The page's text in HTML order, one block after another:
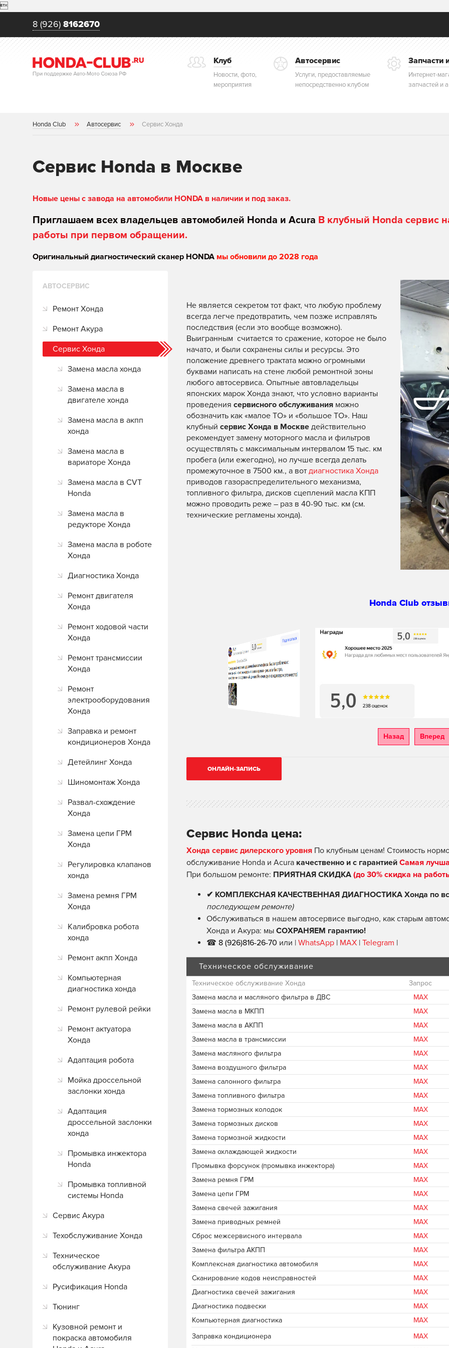

8 (926) 8162670
Клуб
Новости, фото,
мероприятия
Автосервис
Услуги, предоставляемые
непосредственно клубом
Запчасти
Интернет-
запчастей и
Honda Club Автосервис Сервис Хонда
Сервис Honda в Москве
Новые цены с завода на автомобили HONDA в наличии и под заказ.
Приглашаем всех владельцев автомобилей Honda и Acura В клубный Honda сервис
работы при первом обращении.
Оригинальный диагностический сканер HONDA мы обновили до 2028 года
АВТОСЕРВИС
Ремонт Хонда
Ремонт Акура
Сервис Хонда
Замена масла хонда
Замена масла в
двигателе хонда
Замена масла в акпп
хонда
Замена масла в
вариаторе Хонда
Замена масла в CVT
Honda
Замена масла в
редукторе Хонда
Замена масла в роботе
Хонда
Диагностика Хонда
Ремонт двигателя
Хонда
Ремонт ходовой части
Хонда
Ремонт трансмиссии
Хонда
Ремонт
электрооборудования
Хонда
Заправка и ремонт
кондиционеров Хонда
Детейлинг Хонда
Шиномонтаж Хонда
Развал-схождение
Хонда
Замена цепи ГРМ
Хонда
Регулировка клапанов
хонда
Замена ремня ГРМ
Хонда
Калибровка робота
хонда
Ремонт акпп Хонда
Компьютерная
диагностика хонда
Ремонт рулевой рейки
Ремонт актуатора
Хонда
Адаптация робота
Мойка дроссельной
заслонки хонда
Адаптация
дроссельной заслонки
хонда
Промывка инжектора
Honda
Промывка топливной
системы Honda
Сервис Акура
Техобслуживание Хонда
Техническое
обслуживание Акура
Русификация Honda
Тюнинг
Кузовной ремонт и
покраска автомобиля
Не является секретом тот факт, что любую проблему
всегда легче предотвратить, чем позже исправлять
последствия (если это вообще возможно).
Выигранным считается то сражение, которое не было
начато, и были сохранены силы и ресурсы. Это
положение древнего трактата можно огромными
буквами написать на стене любой ремонтной зоны
любого автосервиса. Опытные автовладельцы
японских марок Хонда знают, что условно варианты
проведения сервисного обслуживания можно
обозначить как «малое ТО» и «большое ТО». Наш
клубный сервис Хонда в Москве действительно
рекомендует замену моторного масла и фильтров
осуществлять с максимальным интервалом 15 тыс. км
пробега (или ежегодно), но лучше всегда делать
промежуточное в 7500 км., а вот диагностика Хонда
приводов газораспределительного механизма,
топливного фильтра, дисков сцеплений масла КПП
можно проводить реже – раз в 40-90 тыс. км (см.
технические регламены хонда).
Honda Club
Назад Вперед
ОНЛАЙН-ЗАПИСЬ
Сервис Honda цена:
Хонда сервис дилерского уровня По клубным ценам! Стоимость
обслуживание Honda и Acura качественно и с гарантией Самая
При большом ремонте: ПРИЯТНАЯ СКИДКА (до 30% скидка на
✔ КОМПЛЕКСНАЯ КАЧЕСТВЕННАЯ ДИАГНОСТИКА Хонда по
последующем ремонте)
Обслуживаться в нашем автосервисе выгодно, как старым
Хонда и Акура: мы СОХРАНЯЕМ гарантию!
☎ 8 (926)816-26-70 или | WhatsApp | MAX | Telegram |
Техническое обслуживание
Техническое обслуживание Хонда
Запрос
Замена масла и масляного фильтра в ДВС
MAX
Замена масла в МКПП
MAX
Замена масла в АКПП
MAX
Замена масла в трансмиссии
MAX
Замена масляного фильтра
MAX
Замена воздушного фильтра
MAX
Замена салонного фильтра
MAX
Замена топливного фильтра
MAX
Замена тормозных колодок
MAX
Замена тормозных дисков
MAX
Замена тормозной жидкости
MAX
Замена охлаждающей жидкости
MAX
Промывка форсунок (промывка инжектора)
MAX
Замена ремня ГРМ
MAX
Замена цепи ГРМ
MAX
Замена свечей зажигания
MAX
Замена приводных ремней
MAX
Сброс межсервисного интервала
MAX
Замена фильтра АКПП
MAX
Комплексная диагностика автомобиля
MAX
Сканирование кодов неисправностей
MAX
Диагностика свечей зажигания
MAX
Диагностика подвески
MAX
Компьютерная диагностика
MAX
Заправка кондиционера
MAX